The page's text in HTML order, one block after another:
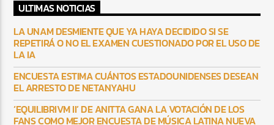
ULTIMAS NOTICIAS
LA UNAM DESMIENTE QUE YA HAYA DECIDIDO SI SE
REPETIRÁ O NO EL EXAMEN CUESTIONADO POR EL USO DE
LA IA
ENCUESTA ESTIMA CUÁNTOS ESTADOUNIDENSES DESEAN
EL ARRESTO DE NETANYAHU
‘EQUILIBRIVM II’ DE ANITTA GANA LA VOTACIÓN DE LOS
FANS COMO MEJOR ENCUESTA DE MÚSICA LATINA NUEVA